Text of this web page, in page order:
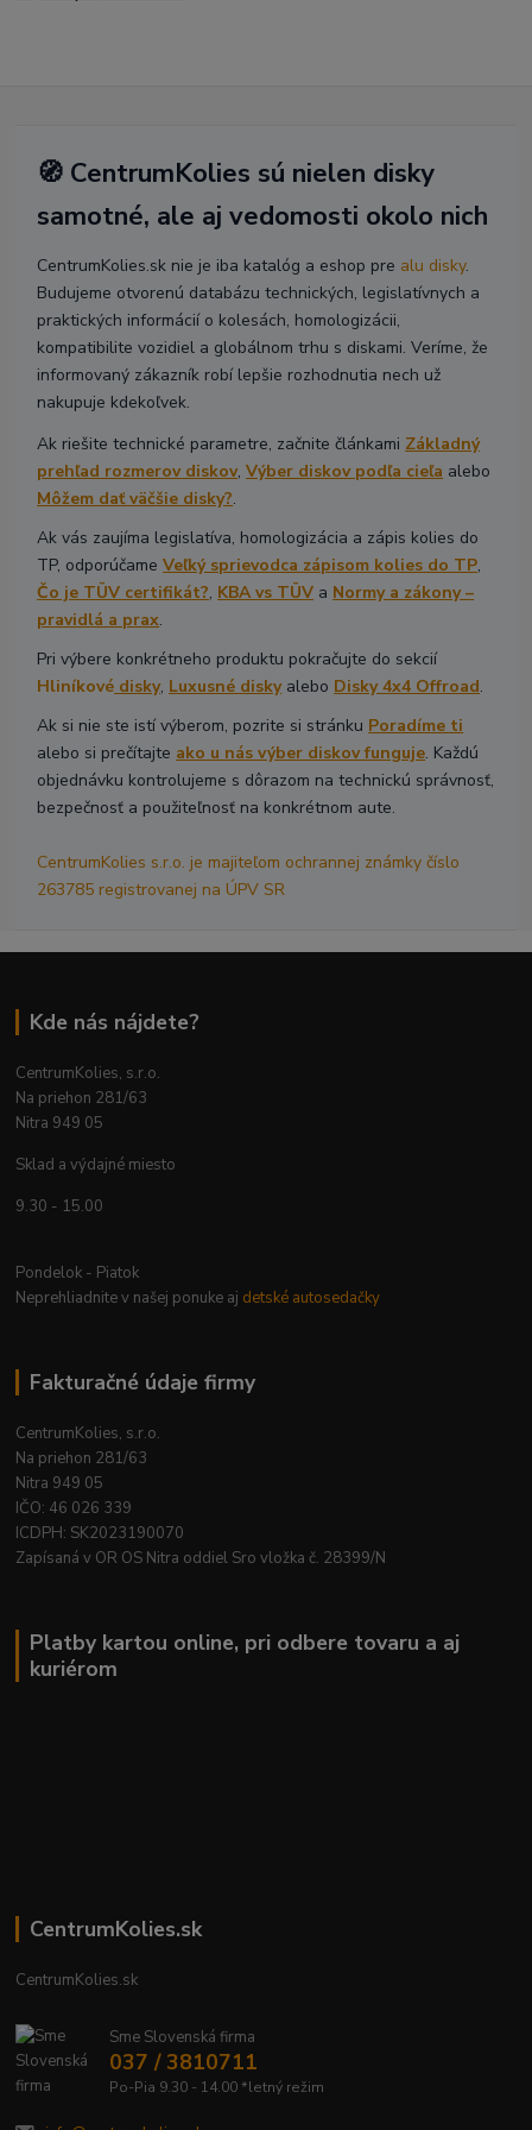
🧭 CentrumKolies sú nielen disky
samotné, ale aj vedomosti okolo nich
CentrumKolies.sk nie je iba katalóg a eshop pre alu disky.
Budujeme otvorenú databázu technických, legislatívnych a
praktických informácií o kolesách, homologizácii,
kompatibilite vozidiel a globálnom trhu s diskami. Veríme, že
informovaný zákazník robí lepšie rozhodnutia nech už
nakupuje kdekoľvek.
Ak riešite technické parametre, začnite článkami Základný
prehľad rozmerov diskov,Výber diskov podľa cieľa alebo
Môžem dať väčšie disky?.
Ak vás zaujíma legislatíva, homologizácia a zápis kolies do
TP, odporúčameVeľký sprievodca zápisom kolies do TP,
Čo je TÜV certifikát?, KBA vs TÜV a Normy a zákony –
pravidlá a prax.
Pri výbere konkrétneho produktu pokračujte do sekcií
Hliníkové disky, Luxusné diskyalebo Disky 4x4 Offroad.
Ak si nie ste istí výberom, pozrite si stránku Poradíme ti
alebo si prečítajte ako u nás výber diskov funguje. Každú
objednávku kontrolujeme s dôrazom na technickú správnosť,
bezpečnosť a použiteľnosť na konkrétnom aute.
CentrumKolies s.r.o. je majiteľom ochrannej známky číslo
263785 registrovanej na ÚPV SR
Kde nás nájdete?
CentrumKolies, s.r.o.
Na priehon 281/63
Nitra 949 05
Sklad a výdajné miesto
9.30 - 15.00
Pondelok - Piatok
Neprehliadnite v našej ponuke aj detské autosedačky
Fakturačné údaje firmy
CentrumKolies, s.r.o.
Na priehon 281/63
Nitra 949 05
IČO: 46 026 339
ICDPH: SK2023190070
Zapísaná v OR OS Nitra oddiel Sro vložka č. 28399/N
Platby kartou online, pri odbere tovaru a aj
kuriérom
CentrumKolies.sk
CentrumKolies.sk
Sme Slovenská firma
037 / 3810711
Po-Pia 9.30 - 14.00 *letný režim